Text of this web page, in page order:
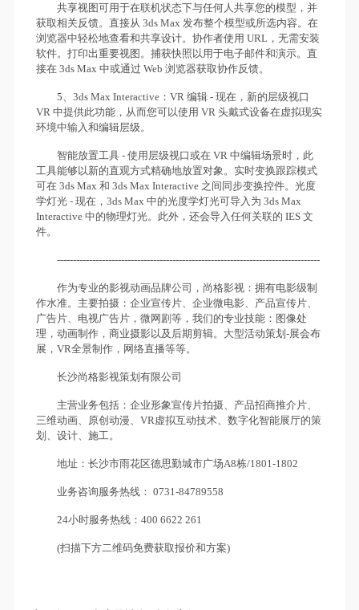
共享视图可用于在联机状态下与任何人共享您的模型，并
获取相关反馈。直接从 3ds Max 发布整个模型或所选内容。在
浏览器中轻松地查看和共享设计。协作者使用 URL，无需安装
软件。打印出重要视图。捕获快照以用于电子邮件和演示。直
接在 3ds Max 中或通过 Web 浏览器获取协作反馈。
5、3ds Max Interactive：VR 编辑 - 现在，新的层级视口
VR 中提供此功能，从而您可以使用 VR 头戴式设备在虚拟现实
环境中输入和编辑层级。
智能放置工具 - 使用层级视口或在 VR 中编辑场景时，此
工具能够以新的直观方式精确地放置对象。实时变换跟踪模式
可在 3ds Max 和 3ds Max Interactive 之间同步变换控件。光度
学灯光 - 现在，3ds Max 中的光度学灯光可导入为 3ds Max
Interactive 中的物理灯光。此外，还会导入任何关联的 IES 文
件。
----------------------------------------------------------------------------------
作为专业的影视动画品牌公司，尚格影视：拥有电影级制
作水准。主要拍摄：企业宣传片、企业微电影、产品宣传片、
广告片、电视广告片，微网剧等，我们的专业技能：图像处
理，动画制作，商业摄影以及后期剪辑。大型活动策划-展会布
展，VR全景制作，网络直播等等。
长沙尚格影视策划有限公司
主营业务包括：企业形象宣传片拍摄、产品招商推介片、
三维动画、原创动漫、VR虚拟互动技术、数字化智能展厅的策
划、设计、施工。
地址：长沙市雨花区德思勤城市广场A8栋/1801-1802
业务咨询服务热线： 0731-84789558
24小时服务热线：400 6622 261
(扫描下方二维码免费获取报价和方案)